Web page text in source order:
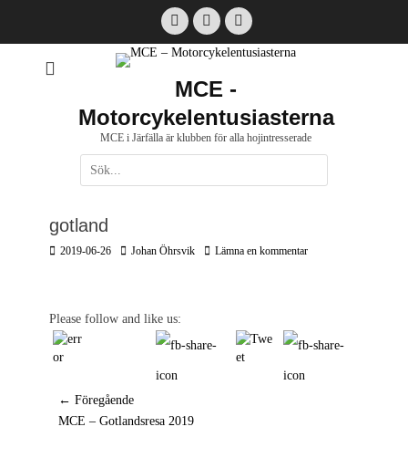
FacebookEmail Instagram
MCE -
Motorcykelentusiasterna
MCE i Järfälla är klubben för alla hojintresserade
Sök
efter:
gotland
Postades
2019-06-26 Författare
Johan Öhrsvik Lämna en kommentar
Please follow and like us:
Inläggsnavigering
← Föregående
Föregående
MCE – Gotlandsresa 2019